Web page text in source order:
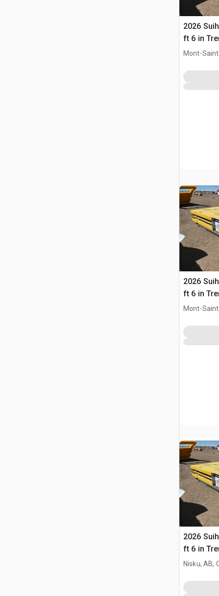
2026
ft 6 in
(Unused)
Mont-
2026
ft 6 in
(Unused)
Mont-
2026
ft 6 in
(Unused)
Nisku, AB,